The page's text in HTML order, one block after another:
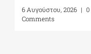
Μεσόγειο| 24 – 28
Αυγούστου 2026